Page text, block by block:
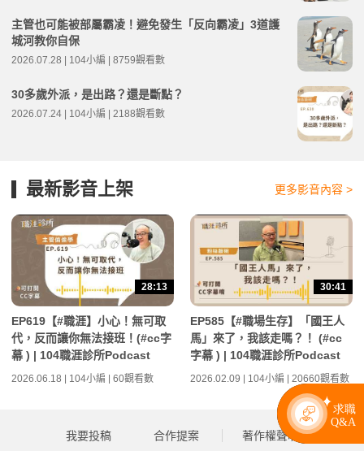
主管也可能被部屬霸凌！避免發生「反向霸凌」3道護
城河教你自保
2026.07.28 | 104小編 | 8759觀看數
30多歲外派，是出路？還是斷點？
2026.07.24 | 104小編 | 2188觀看數
最新影音上架 更多影音內容 >
28:13
EP619【#職涯】小心！無可取
代，反而讓你無法接班！(#cc字
幕 ) | 104職涯診所Podcast
2026.06.18 | 104小編 | 60觀看數
30:41
EP585【#職場生存】「國王人
馬」來了，我該走嗎？！ (#cc
字幕 ) | 104職涯診所Podcast
2026.02.09 | 104小編 | 20660觀看數
我要投稿 合作提案 著作權聲明